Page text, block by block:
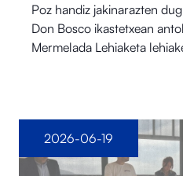
Poz handiz jakinarazten
Don Bosco ikastetxean
Mermelada Lehiaketa
2026-06-19